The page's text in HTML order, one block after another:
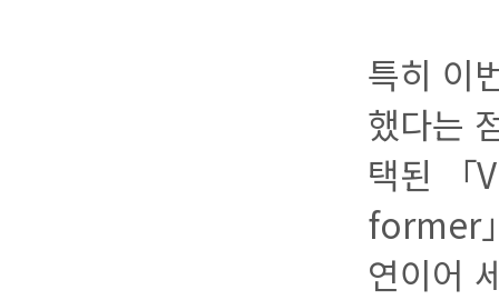
특히 이
했다는
택된 「
former
연이어